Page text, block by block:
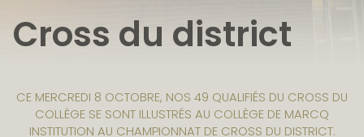
Cross du district
CE MERCREDI 8 OCTOBRE, NOS 49 QUALIFIÉS DU CROSS DU
COLLÈGE SE SONT ILLUSTRÉS AU COLLÈGE DE MARCQ
INSTITUTION AU CHAMPIONNAT DE CROSS DU DISTRICT.